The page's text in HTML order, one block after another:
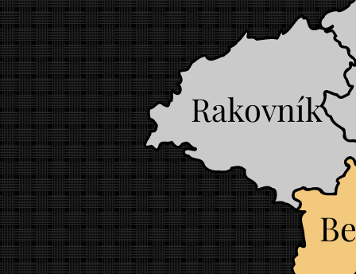
Rakovník